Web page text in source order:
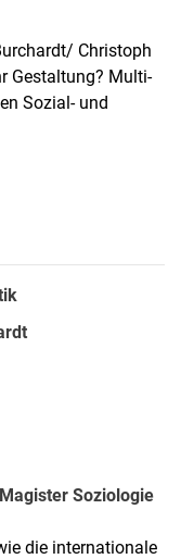
Christoph
Gestaltung? Multi-
Sozial- und
Soziologie
die internationale